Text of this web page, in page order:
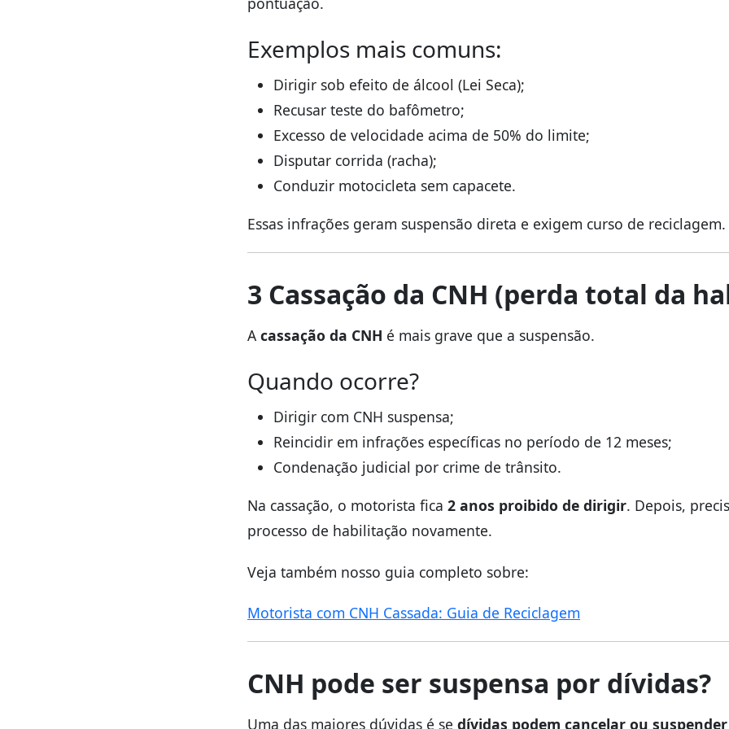
Exemplos mais comuns:
Dirigir sob efeito de álcool (Lei Seca);
Recusar teste do bafômetro;
Excesso de velocidade acima de 50% do limite;
Disputar corrida (racha);
Conduzir motocicleta sem capacete.
Essas infrações geram suspensão direta e exigem curso de reciclagem.
3 Cassação da CNH (perda total da
A cassação da CNH é mais grave que a suspensão.
Quando ocorre?
Dirigir com CNH suspensa;
Reincidir em infrações específicas no período de 12 meses;
Condenação judicial por crime de trânsito.
Na cassação, o motorista fica 2 anos proibido de dirigir. Depois,
processo de habilitação novamente.
Veja também nosso guia completo sobre:
Motorista com CNH Cassada: Guia de Reciclagem
CNH pode ser suspensa por dívidas?
Uma das maiores dúvidas é se dívidas podem cancelar ou suspender